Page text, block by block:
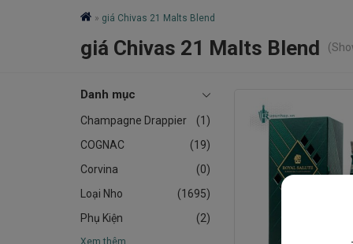
» giá Chivas 21 Malts Blend
giá Chivas 21 Malts Blend
Danh mục
Champagne Drappier
(1)
COGNAC
(19)
Corvina
(0)
Loại Nho
(1695)
Phụ Kiện
(2)
Xem thêm